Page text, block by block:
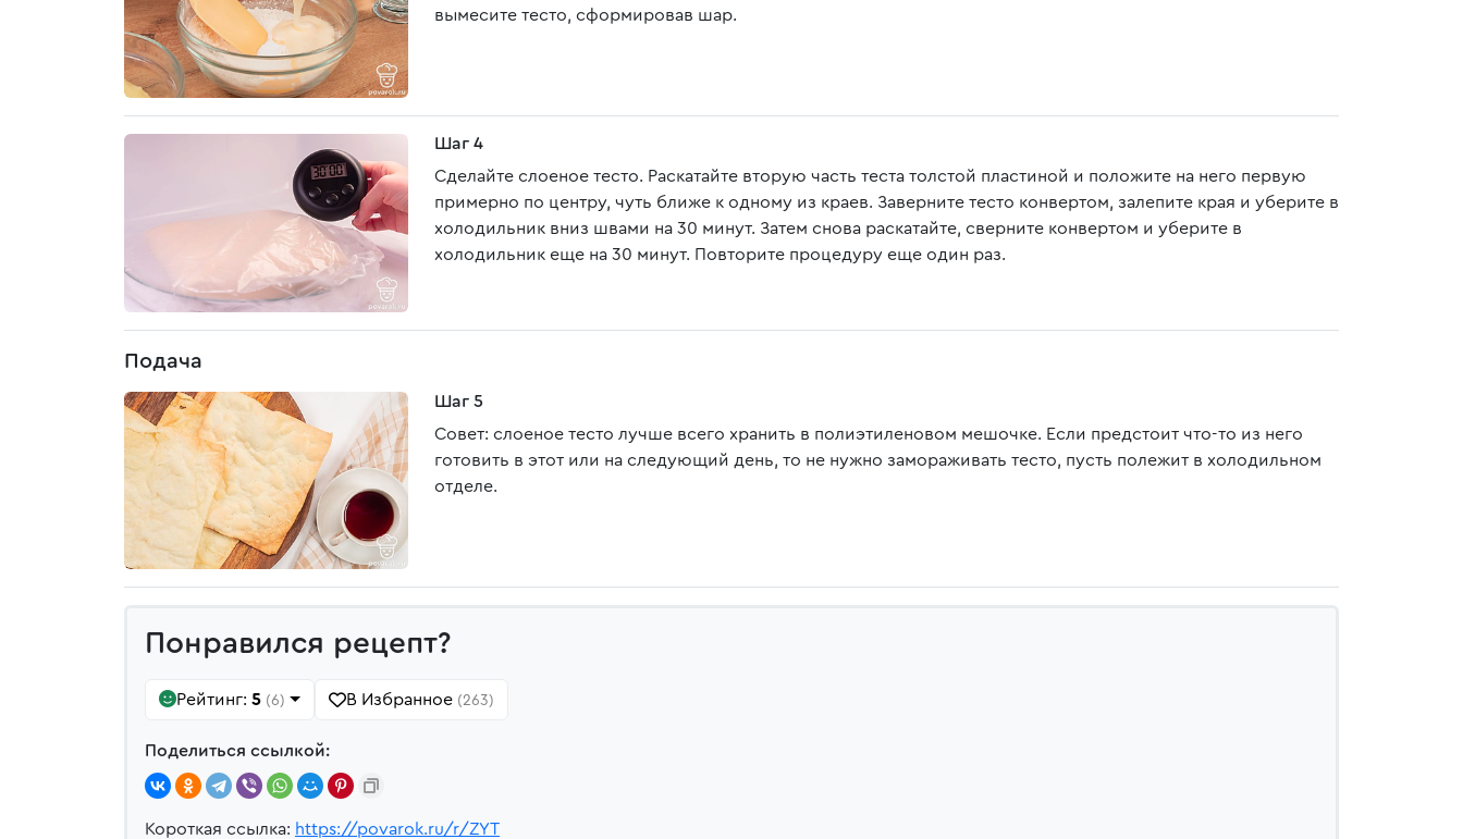
вымесите тесто, сформировав шар.
Шаг 4
Сделайте слоеное тесто. Раскатайте вторую часть теста толстой пластиной и положите на него первую
примерно по центру, чуть ближе к одному из краев. Заверните тесто конвертом, залепите края и уберите в
холодильник вниз швами на 30 минут. Затем снова раскатайте, сверните конвертом и уберите в
холодильник еще на 30 минут. Повторите процедуру еще один раз.
Подача
Шаг 5
Совет: слоеное тесто лучше всего хранить в полиэтиленовом мешочке. Если предстоит что-то из него
готовить в этот или на следующий день, то не нужно замораживать тесто, пусть полежит в холодильном
отделе.
Понравился рецепт?
Рейтинг: 5 (6) В Избранное (263)
Поделиться ссылкой:
Короткая ссылка: https://povarok.ru/r/ZYT